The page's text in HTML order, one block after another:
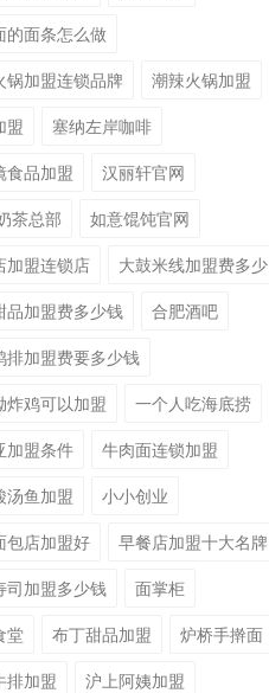
的面条怎么做
锅加盟连锁品牌
潮辣火锅加盟
盟
塞纳左岸咖啡
食品加盟
汉丽轩官网
茶总部
如意馄饨官网
加盟连锁店
大鼓米线加盟费多少
品加盟费多少钱
合肥酒吧
排加盟费要多少钱
炸鸡可以加盟
一个人吃海底捞
加盟条件
牛肉面连锁加盟
汤鱼加盟
小小创业
包店加盟好
早餐店加盟十大名牌
司加盟多少钱
面掌柜
堂
布丁甜品加盟
炉桥手擀面
排加盟
沪上阿姨加盟